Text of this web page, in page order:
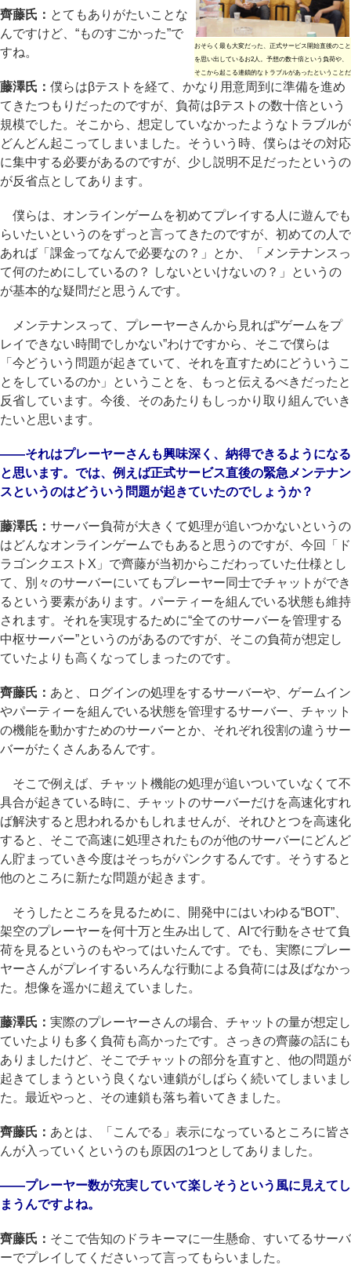
おそらく最も大変だった、正式サービス開始直後のこと
を思い出しているお2人。予想の数十倍という負荷や、
そこから起こる連鎖的なトラブルがあったということだ
齊藤氏： とてもありがたいことな
んですけど、“ものすごかった”で
すね。
藤澤氏： 僕らはβテストを経て、かなり用意周到に準備を進め
てきたつもりだったのですが、負荷はβテストの数十倍という
規模でした。そこから、想定していなかったようなトラブルが
どんどん起こってしまいました。そういう時、僕らはその対応
に集中する必要があるのですが、少し説明不足だったというの
が反省点としてあります。
僕らは、オンラインゲームを初めてプレイする人に遊んでも
らいたいというのをずっと言ってきたのですが、初めての人で
あれば「課金ってなんで必要なの？」とか、「メンテナンスっ
て何のためにしているの？ しないといけないの？」というの
が基本的な疑問だと思うんです。
メンテナンスって、プレーヤーさんから見れば“ゲームをプ
レイできない時間でしかない”わけですから、そこで僕らは
「今どういう問題が起きていて、それを直すためにどういうこ
とをしているのか」ということを、もっと伝えるべきだったと
反省しています。今後、そのあたりもしっかり取り組んでいき
たいと思います。
――それはプレーヤーさんも興味深く、納得できるようになる
と思います。では、例えば正式サービス直後の緊急メンテナン
スというのはどういう問題が起きていたのでしょうか？
藤澤氏： サーバー負荷が大きくて処理が追いつかないというの
はどんなオンラインゲームでもあると思うのですが、今回「ド
ラゴンクエストX」で齊藤が当初からこだわっていた仕様とし
て、別々のサーバーにいてもプレーヤー同士でチャットができ
るという要素があります。パーティーを組んでいる状態も維持
されます。それを実現するために“全てのサーバーを管理する
中枢サーバー”というのがあるのですが、そこの負荷が想定し
ていたよりも高くなってしまったのです。
齊藤氏： あと、ログインの処理をするサーバーや、ゲームイン
やパーティーを組んでいる状態を管理するサーバー、チャット
の機能を動かすためのサーバーとか、それぞれ役割の違うサー
バーがたくさんあるんです。
そこで例えば、チャット機能の処理が追いついていなくて不
具合が起きている時に、チャットのサーバーだけを高速化すれ
ば解決すると思われるかもしれませんが、それひとつを高速化
すると、そこで高速に処理されたものが他のサーバーにどんど
ん貯まっていき今度はそっちがパンクするんです。そうすると
他のところに新たな問題が起きます。
そうしたところを見るために、開発中にはいわゆる“BOT”、
架空のプレーヤーを何十万と生み出して、AIで行動をさせて負
荷を見るというのもやってはいたんです。でも、実際にプレー
ヤーさんがプレイするいろんな行動による負荷には及ばなかっ
た。想像を遥かに超えていました。
藤澤氏： 実際のプレーヤーさんの場合、チャットの量が想定し
ていたよりも多く負荷も高かったです。さっきの齊藤の話にも
ありましたけど、そこでチャットの部分を直すと、他の問題が
起きてしまうという良くない連鎖がしばらく続いてしまいまし
た。最近やっと、その連鎖も落ち着いてきました。
齊藤氏： あとは、「こんでる」表示になっているところに皆さ
んが入っていくというのも原因の1つとしてありました。
――プレーヤー数が充実していて楽しそうという風に見えてし
まうんですよね。
齊藤氏： そこで告知のドラキーマに一生懸命、すいてるサーバ
ーでプレイしてくださいって言ってもらいました。